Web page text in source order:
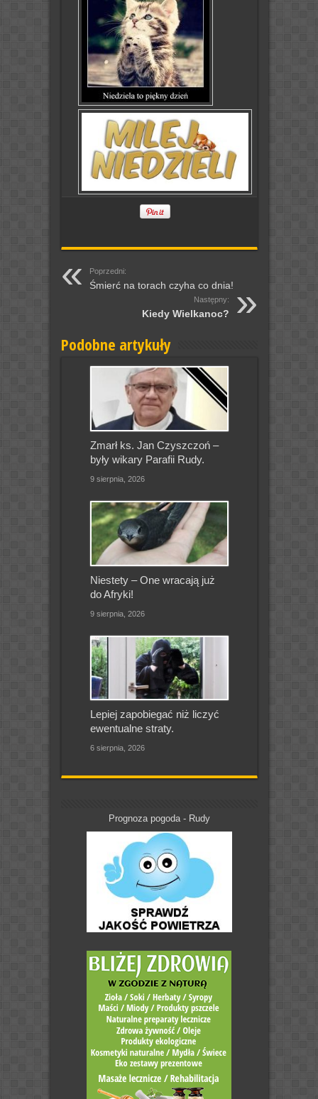
Poprzedni:
Śmierć na torach czyha co dnia!
Następny:
Kiedy Wielkanoc?
Podobne artykuły
Zmarł ks. Jan Czyszczoń –
były wikary Parafii Rudy.
9 sierpnia, 2026
Niestety – One wracają już
do Afryki!
9 sierpnia, 2026
Lepiej zapobiegać niż liczyć
ewentualne straty.
6 sierpnia, 2026
Prognoza pogoda - Rudy